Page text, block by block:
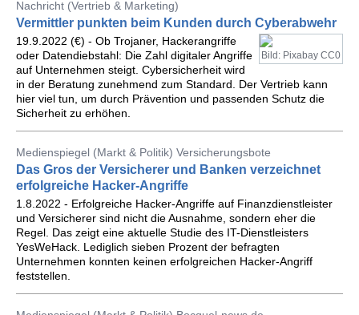
Nachricht (Vertrieb & Marketing)
Vermittler punkten beim Kunden durch Cyberabwehr
Bild: Pixabay CC0
19.9.2022 (€) - Ob Trojaner, Hackerangriffe
oder Datendiebstahl: Die Zahl digitaler Angriffe
auf Unternehmen steigt. Cybersicherheit wird
in der Beratung zunehmend zum Standard. Der Vertrieb kann
hier viel tun, um durch Prävention und passenden Schutz die
Sicherheit zu erhöhen.
Medienspiegel (Markt & Politik) Versicherungsbote
Das Gros der Versicherer und Banken verzeichnet
erfolgreiche Hacker-Angriffe
1.8.2022 - Erfolgreiche Hacker-Angriffe auf Finanzdienstleister
und Versicherer sind nicht die Ausnahme, sondern eher die
Regel. Das zeigt eine aktuelle Studie des IT-Dienstleisters
YesWeHack. Lediglich sieben Prozent der befragten
Unternehmen konnten keinen erfolgreichen Hacker-Angriff
feststellen.